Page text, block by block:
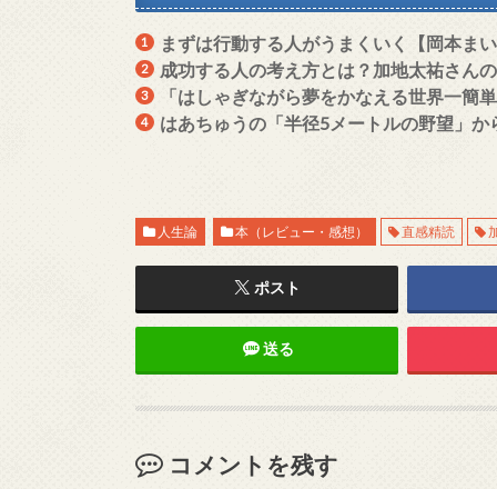
まずは行動する人がうまくいく【岡本ま
成功する人の考え方とは？加地太祐さん
「はしゃぎながら夢をかなえる世界一簡
はあちゅうの「半径5メートルの野望」
人生論 本（レビュー・感想） 直感精読
ポスト
送る
コメントを残す